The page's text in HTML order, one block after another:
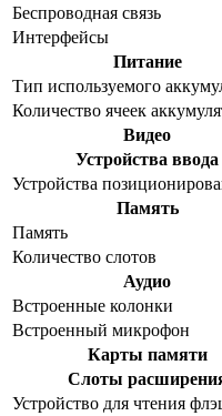
Беспроводная связь
Интерфейсы
Питание
Тип используемого
Количество ячеек
Видео
Устройства ввода
Устройства
Память
Память
Количество слотов
Аудио
Встроенные колонки
Встроенный микрофон
Карты памяти
Слоты
Устройство для чтения